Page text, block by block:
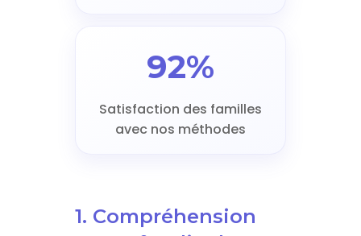
92%
Satisfaction des familles
avec nos méthodes
1. Compréhension